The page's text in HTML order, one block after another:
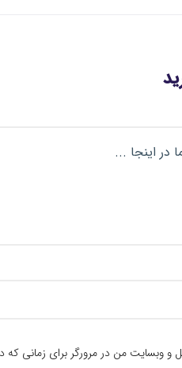
و وبسایت من در مرورگر برای زمانی